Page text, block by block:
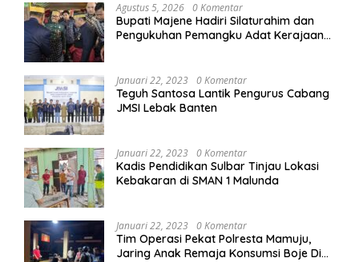
Agustus 5, 2026 0 Komentar
Bupati Majene Hadiri Silaturahim dan
Pengukuhan Pemangku Adat Kerajaan
Januari 22, 2023 0 Komentar
Teguh Santosa Lantik Pengurus Cabang
JMSI Lebak Banten
Januari 22, 2023 0 Komentar
Kadis Pendidikan Sulbar Tinjau Lokasi
Kebakaran di SMAN 1 Malunda
Januari 22, 2023 0 Komentar
Tim Operasi Pekat Polresta Mamuju,
Jaring Anak Remaja Konsumsi Boje Di